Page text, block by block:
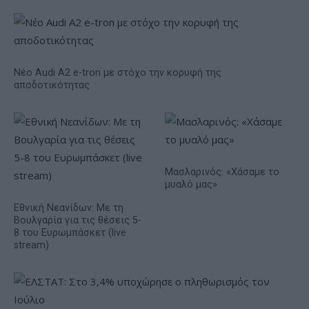
Νέο Audi A2 e-tron με στόχο την κορυφή της
αποδοτικότητας
Εθνική Νεανίδων: Με τη
Βουλγαρία για τις θέσεις 5-
8 του Ευρωμπάσκετ (live
stream)
Μασλαρινός: «Χάσαμε το
μυαλό μας»